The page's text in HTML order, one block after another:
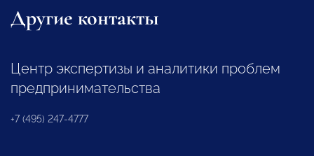
Другие контакты
Центр экспертизы и аналитики проблем
предпринимательства
+7 (495) 247-4777